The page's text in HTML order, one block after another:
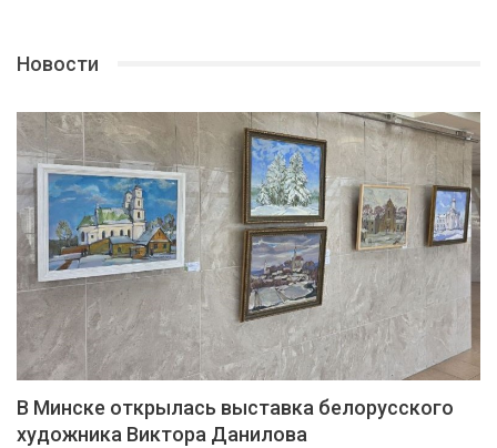
Новости
В Минске открылась выставка белорусского
художника Виктора Данилова